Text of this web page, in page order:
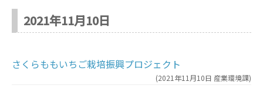
2021年11月10日
さくらももいちご栽培振興プロジェクト
(2021年11月10日 産業環境課)